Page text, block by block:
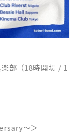
部（18時開場 / 1
～＞